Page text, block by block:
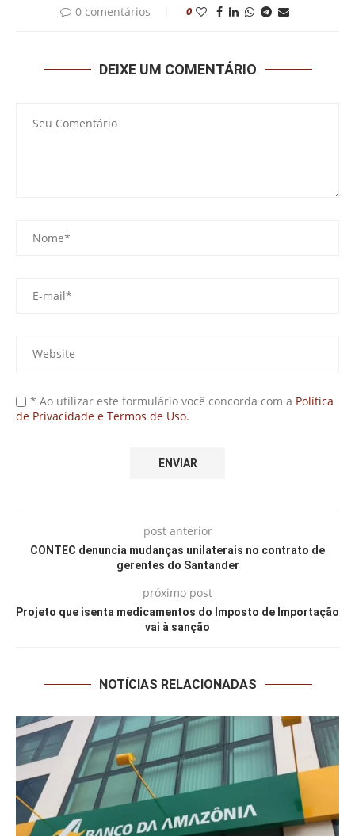
0 comentários 0
DEIXE UM COMENTÁRIO
* Ao utilizar este formulário você concorda com a Política
de Privacidade e Termos de Uso.
post anterior
CONTEC denuncia mudanças unilaterais no contrato de
gerentes do Santander
próximo post
Projeto que isenta medicamentos do Imposto de Importação
vai à sanção
NOTÍCIAS RELACIONADAS